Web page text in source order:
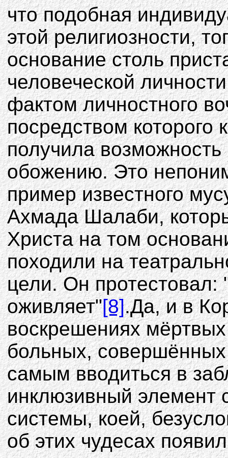
что подобная
этой религиозности,
основание столь
человеческой
фактом личностного
посредством которого
получила возможность
обожению. Это
пример известного
Ахмада Шалаби,
Христа на том
походили на
цели. Он протестовал:
оживляет"[8].Да, и в
воскрешениях
больных,
самым вводиться в
инклюзивный элемент
системы, коей,
об этих чудесах